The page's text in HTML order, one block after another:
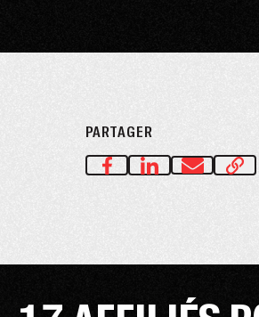
PARTAGER